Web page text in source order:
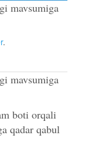
mavsumiga
.
mavsumiga
boti orqali
qadar qabul